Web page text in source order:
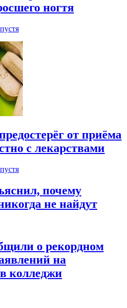
ногтя
от приёма
с лекарствами
почему
не найдут
о рекордном
на
колледжи